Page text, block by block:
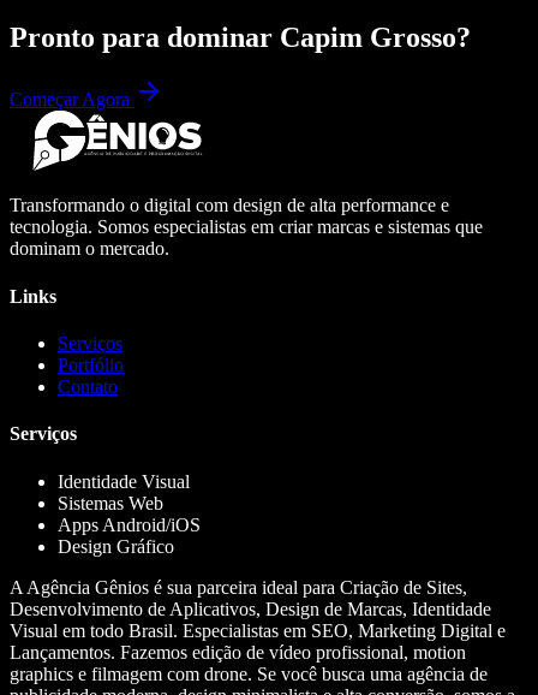
Pronto para dominar Capim Grosso?
Começar Agora
Transformando o digital com design de alta performance e
tecnologia. Somos especialistas em criar marcas e sistemas que
dominam o mercado.
Links
Serviços
Portfólio
Contato
Serviços
Identidade Visual
Sistemas Web
Apps Android/iOS
Design Gráfico
A Agência Gênios é sua parceira ideal para Criação de Sites,
Desenvolvimento de Aplicativos, Design de Marcas, Identidade
Visual em todo Brasil. Especialistas em SEO, Marketing Digital e
Lançamentos. Fazemos edição de vídeo profissional, motion
graphics e filmagem com drone. Se você busca uma agência de